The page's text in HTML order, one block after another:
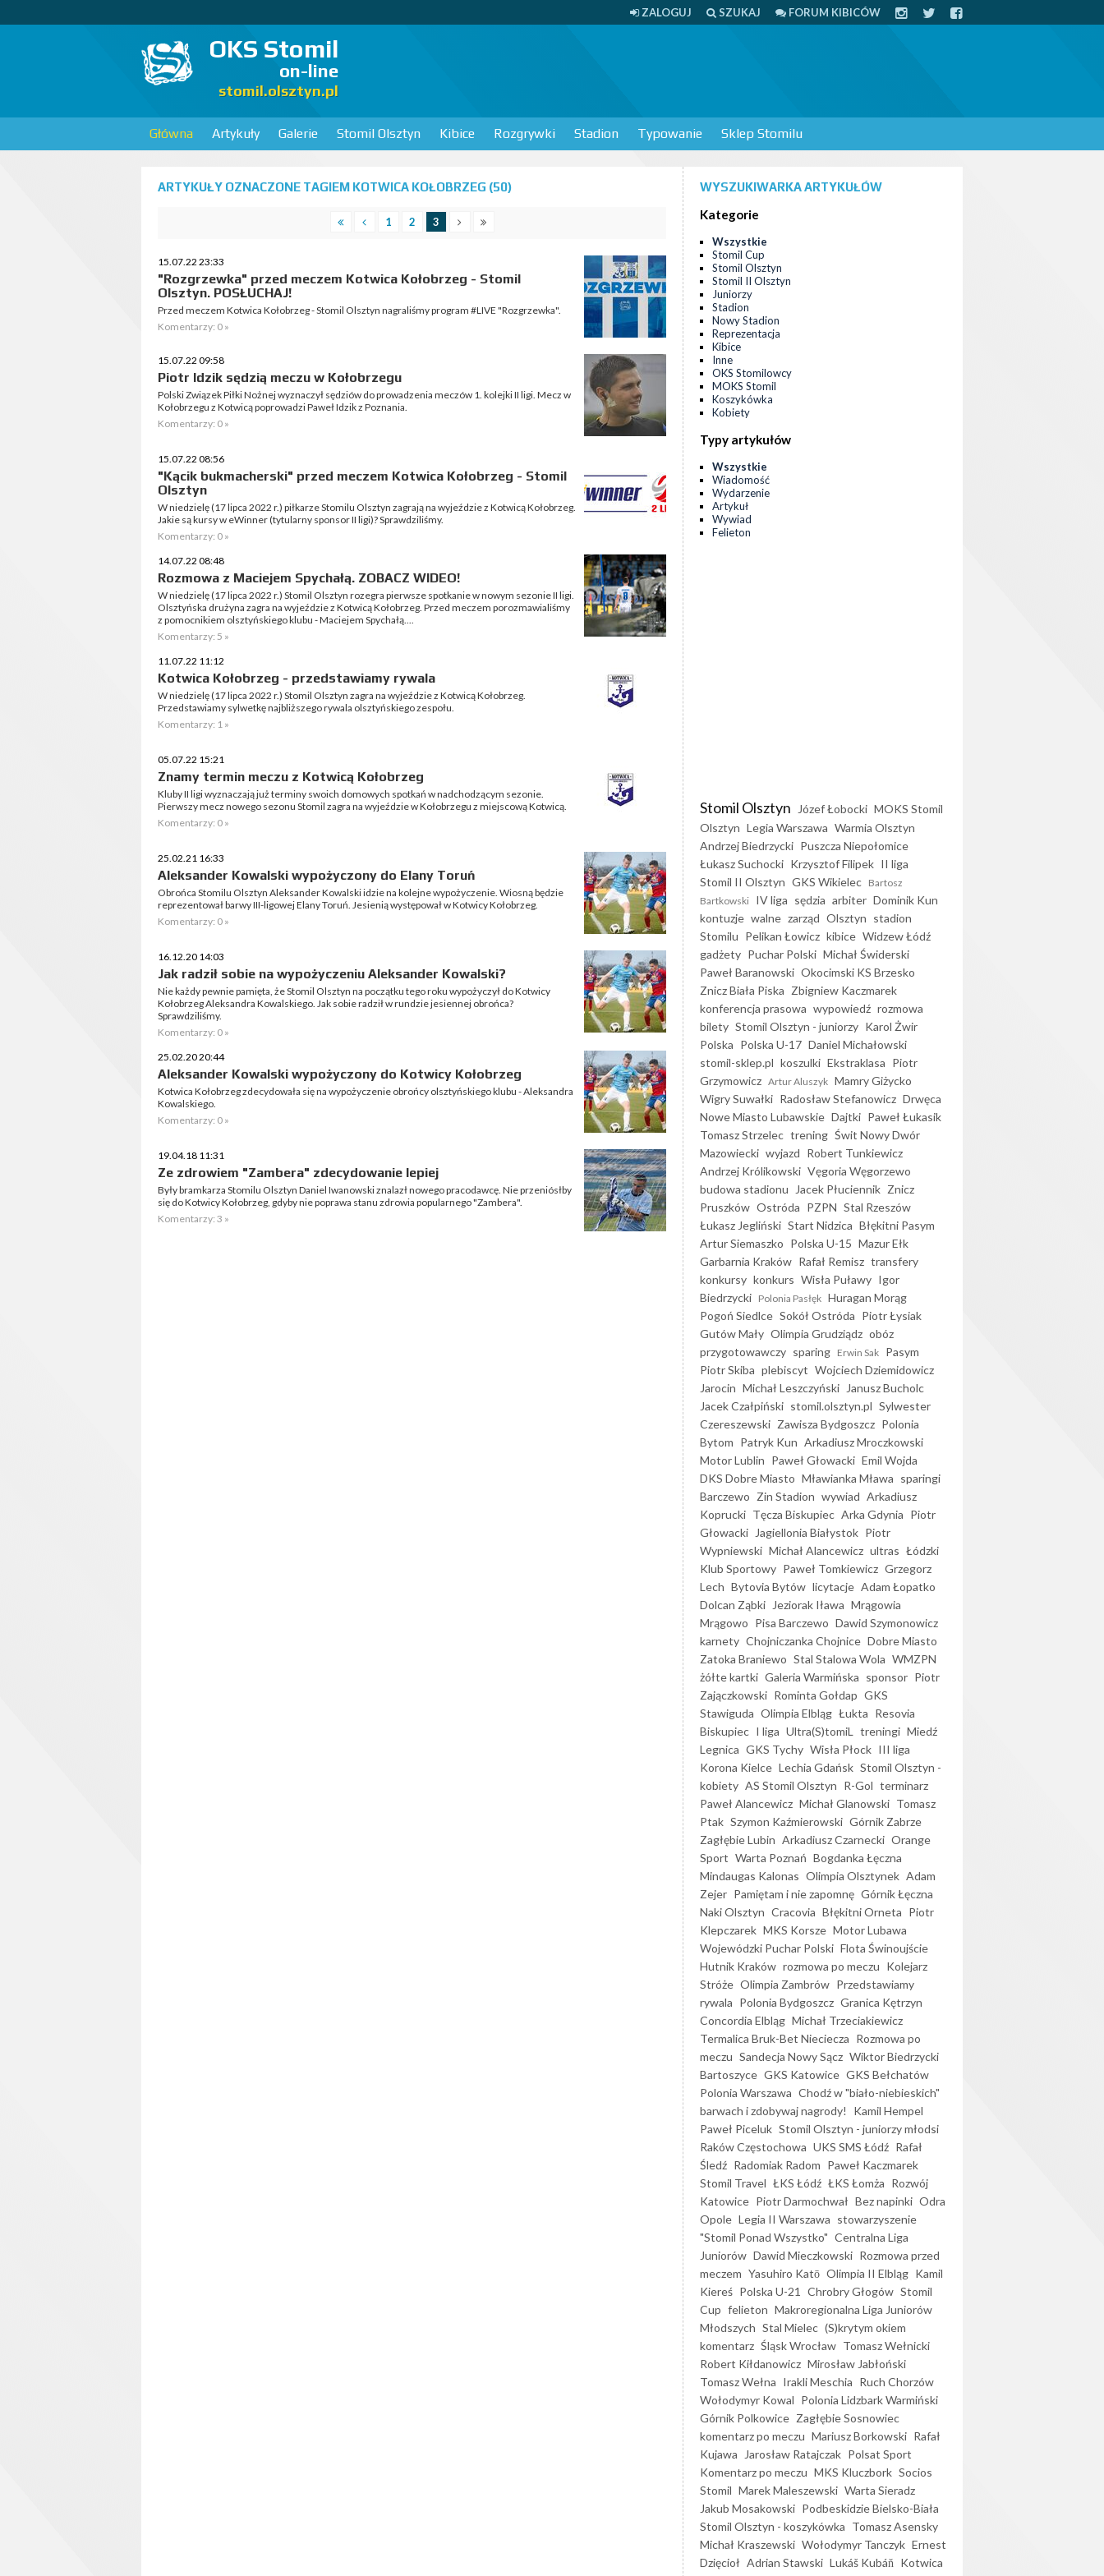
ZALOGUJ SZUKAJ FORUM KIBICÓW
OKS Stomil
on-line
stomil.olsztyn.pl
Główna Artykuły Galerie Stomil Olsztyn Kibice Rozgrywki Stadion Typowanie Sklep Stomilu
ARTYKUŁY OZNACZONE TAGIEM KOTWICA KOŁOBRZEG (50)
1 2 3
15.07.22 23:33
"Rozgrzewka" przed meczem Kotwica Kołobrzeg - Stomil
Olsztyn. POSŁUCHAJ!
Przed meczem Kotwica Kołobrzeg - Stomil Olsztyn nagraliśmy program #LIVE "Rozgrzewka".
Komentarzy: 0 »
15.07.22 09:58
Piotr Idzik sędzią meczu w Kołobrzegu
Polski Związek Piłki Nożnej wyznaczył sędziów do prowadzenia meczów 1. kolejki II ligi. Mecz w
Kołobrzegu z Kotwicą poprowadzi Paweł Idzik z Poznania.
Komentarzy: 0 »
15.07.22 08:56
"Kącik bukmacherski" przed meczem Kotwica Kołobrzeg - Stomil
Olsztyn
W niedzielę (17 lipca 2022 r.) piłkarze Stomilu Olsztyn zagrają na wyjeździe z Kotwicą Kołobrzeg.
Jakie są kursy w eWinner (tytularny sponsor II ligi)? Sprawdziliśmy.
Komentarzy: 0 »
14.07.22 08:48
Rozmowa z Maciejem Spychałą. ZOBACZ WIDEO!
W niedzielę (17 lipca 2022 r.) Stomil Olsztyn rozegra pierwsze spotkanie w nowym sezonie II ligi.
Olsztyńska drużyna zagra na wyjeździe z Kotwicą Kołobrzeg. Przed meczem porozmawialiśmy
z pomocnikiem olsztyńskiego klubu - Maciejem Spychałą....
Komentarzy: 5 »
11.07.22 11:12
Kotwica Kołobrzeg - przedstawiamy rywala
W niedzielę (17 lipca 2022 r.) Stomil Olsztyn zagra na wyjeździe z Kotwicą Kołobrzeg.
Przedstawiamy sylwetkę najbliższego rywala olsztyńskiego zespołu.
Komentarzy: 1 »
05.07.22 15:21
Znamy termin meczu z Kotwicą Kołobrzeg
Kluby II ligi wyznaczają już terminy swoich domowych spotkań w nadchodzącym sezonie.
Pierwszy mecz nowego sezonu Stomil zagra na wyjeździe w Kołobrzegu z miejscową Kotwicą.
Komentarzy: 0 »
25.02.21 16:33
Aleksander Kowalski wypożyczony do Elany Toruń
Obrońca Stomilu Olsztyn Aleksander Kowalski idzie na kolejne wypożyczenie. Wiosną będzie
reprezentował barwy III-ligowej Elany Toruń. Jesienią występował w Kotwicy Kołobrzeg.
Komentarzy: 0 »
16.12.20 14:03
Jak radził sobie na wypożyczeniu Aleksander Kowalski?
Nie każdy pewnie pamięta, że Stomil Olsztyn na początku tego roku wypożyczył do Kotwicy
Kołobrzeg Aleksandra Kowalskiego. Jak sobie radził w rundzie jesiennej obrońca?
Sprawdziliśmy.
Komentarzy: 0 »
25.02.20 20:44
Aleksander Kowalski wypożyczony do Kotwicy Kołobrzeg
Kotwica Kołobrzeg zdecydowała się na wypożyczenie obrońcy olsztyńskiego klubu - Aleksandra
Kowalskiego.
Komentarzy: 0 »
19.04.18 11:31
Ze zdrowiem "Zambera" zdecydowanie lepiej
Były bramkarza Stomilu Olsztyn Daniel Iwanowski znalazł nowego pracodawcę. Nie przeniósłby
się do Kotwicy Kołobrzeg, gdyby nie poprawa stanu zdrowia popularnego "Zambera".
Komentarzy: 3 »
WYSZUKIWARKA ARTYKUŁÓW
Kategorie
Wszystkie
Stomil Cup
Stomil Olsztyn
Stomil II Olsztyn
Juniorzy
Stadion
Nowy Stadion
Reprezentacja
Kibice
Inne
OKS Stomilowcy
MOKS Stomil
Koszykówka
Kobiety
Typy artykułów
Wszystkie
Wiadomość
Wydarzenie
Artykuł
Wywiad
Felieton
Stomil Olsztyn Józef Łobocki MOKS Stomil
Olsztyn Legia Warszawa Warmia Olsztyn
Andrzej Biedrzycki Puszcza Niepołomice
Łukasz Suchocki Krzysztof Filipek II liga
Stomil II Olsztyn GKS Wikielec Bartosz
Bartkowski IV liga sędzia arbiter Dominik Kun
kontuzje walne zarząd Olsztyn stadion
Stomilu Pelikan Łowicz kibice Widzew Łódź
gadżety Puchar Polski Michał Świderski
Paweł Baranowski Okocimski KS Brzesko
Znicz Biała Piska Zbigniew Kaczmarek
konferencja prasowa wypowiedź rozmowa
bilety Stomil Olsztyn - juniorzy Karol Żwir
Polska Polska U-17 Daniel Michałowski
stomil-sklep.pl koszulki Ekstraklasa Piotr
Grzymowicz Artur Aluszyk Mamry Giżycko
Wigry Suwałki Radosław Stefanowicz Drwęca
Nowe Miasto Lubawskie Dajtki Paweł Łukasik
Tomasz Strzelec trening Świt Nowy Dwór
Mazowiecki wyjazd Robert Tunkiewicz
Andrzej Królikowski Vęgoria Węgorzewo
budowa stadionu
Jacek Płuciennik Znicz
Pruszków Ostróda PZPN Stal Rzeszów
Łukasz Jegliński Start Nidzica Błękitni Pasym
Artur Siemaszko Polska U-15 Mazur Ełk
Garbarnia Kraków Rafał Remisz transfery
konkursy konkurs Wisła Puławy Igor
Biedrzycki Polonia Pasłęk Huragan Morąg
Pogoń Siedlce Sokół Ostróda Piotr Łysiak
Gutów Mały Olimpia Grudziądz obóz
przygotowawczy sparing Erwin Sak Pasym
Piotr Skiba plebiscyt Wojciech Dziemidowicz
Jarocin Michał Leszczyński
Janusz Bucholc
Jacek Czałpiński stomil.olsztyn.pl Sylwester
Czereszewski Zawisza Bydgoszcz Polonia
Bytom Patryk Kun Arkadiusz Mroczkowski
Motor Lublin Paweł Głowacki Emil Wojda
DKS Dobre Miasto Mławianka Mława sparingi
Barczewo Zin Stadion wywiad Arkadiusz
Koprucki Tęcza Biskupiec Arka Gdynia Piotr
Głowacki
Jagiellonia Białystok Piotr
Wypniewski Michał Alancewicz ultras Łódzki
Klub Sportowy Paweł Tomkiewicz Grzegorz
Lech Bytovia Bytów licytacje Adam Łopatko
Dolcan Ząbki
Jeziorak Iława Mrągowia
Mrągowo Pisa Barczewo Dawid Szymonowicz
karnety Chojniczanka Chojnice Dobre Miasto
Zatoka Braniewo Stal Stalowa Wola WMZPN
żółte kartki Galeria Warmińska sponsor Piotr
Zajączkowski Rominta Gołdap GKS
Stawiguda Olimpia Elbląg Łukta Resovia
Biskupiec I liga Ultra(S)tomiL treningi Miedź
Legnica GKS Tychy Wisła Płock III liga
Korona Kielce Lechia Gdańsk Stomil Olsztyn -
kobiety AS Stomil Olsztyn R-Gol terminarz
Paweł Alancewicz Michał Glanowski Tomasz
Ptak Szymon Kaźmierowski Górnik Zabrze
Zagłębie Lubin Arkadiusz Czarnecki Orange
Sport Warta Poznań Bogdanka Łęczna
Mindaugas Kalonas Olimpia Olsztynek Adam
Zejer Pamiętam i nie zapomnę Górnik Łęczna
Naki Olsztyn Cracovia Błękitni Orneta Piotr
Klepczarek MKS Korsze Motor Lubawa
Wojewódzki Puchar Polski Flota Świnoujście
Hutnik Kraków rozmowa po meczu Kolejarz
Stróże Olimpia Zambrów Przedstawiamy
rywala Polonia Bydgoszcz Granica Kętrzyn
Concordia Elbląg Michał Trzeciakiewicz
Termalica Bruk-Bet Nieciecza Rozmowa po
meczu Sandecja Nowy Sącz Wiktor Biedrzycki
Bartoszyce GKS Katowice GKS Bełchatów
Polonia Warszawa Chodź w "biało-niebieskich"
barwach i zdobywaj nagrody!
Kamil Hempel
Paweł Piceluk Stomil Olsztyn - juniorzy młodsi
Raków Częstochowa UKS SMS Łódź Rafał
Śledź Radomiak Radom Paweł Kaczmarek
Stomil Travel ŁKS Łódź ŁKS Łomża Rozwój
Katowice Piotr Darmochwał Bez napinki Odra
Opole Legia II Warszawa stowarzyszenie
"Stomil Ponad Wszystko" Centralna Liga
Juniorów Dawid Mieczkowski Rozmowa przed
meczem Yasuhiro Katō Olimpia II Elbląg Kamil
Kiereś Polska U-21 Chrobry Głogów Stomil
Cup felieton Makroregionalna Liga Juniorów
Młodszych Stal Mielec (S)krytym okiem
komentarz Śląsk Wrocław Tomasz Wełnicki
Robert Kiłdanowicz Mirosław Jabłoński
Tomasz Wełna Irakli Meschia Ruch Chorzów
Wołodymyr Kowal Polonia Lidzbark Warmiński
Górnik Polkowice Zagłębie Sosnowiec
komentarz po meczu Mariusz Borkowski Rafał
Kujawa
Jarosław Ratajczak Polsat Sport
Komentarz po meczu MKS Kluczbork Socios
Stomil Marek Maleszewski Warta Sieradz
Jakub Mosakowski Podbeskidzie Bielsko-Biała
Stomil Olsztyn - koszykówka Tomasz Asensky
Michał Kraszewski Wołodymyr Tanczyk Ernest
Dzięcioł Adrian Stawski Lukáš Kubáň Kotwica